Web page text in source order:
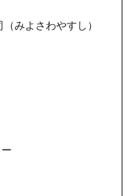
みよさわやすし）